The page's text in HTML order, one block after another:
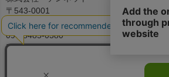
〒543-0001
大阪府大阪市天王寺区上本町7丁目2-23-5B2
090-8485-0380
平日：9:30～12:00、13:00～17:00